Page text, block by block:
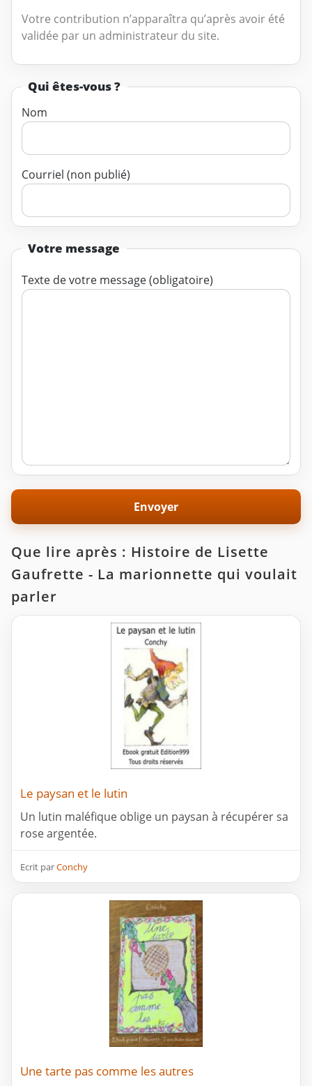
Votre contribution n’apparaîtra qu’après avoir été
validée par un administrateur du site.
Qui êtes-vous ?
Nom
Courriel (non publié)
Votre message
Texte de votre message (obligatoire)
Que lire après : Histoire de Lisette
Gaufrette - La marionnette qui voulait
parler
Le paysan et le lutin
Un lutin maléfique oblige un paysan à récupérer sa
rose argentée.
Ecrit parConchy
Une tarte pas comme les autres